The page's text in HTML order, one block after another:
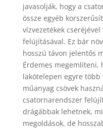
javasolják, hogy a
össze egyéb
vízvezetékek
felújításával. Ez bár
hosszú távon jelentős
Érdemes megemlíteni,
lakótelepen egyre
műanyag csövek
csatornarendszer
drágábbak lehetnek,
megoldások, de